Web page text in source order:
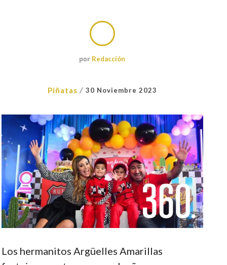
por Redacción
Piñatas / 30 Noviembre 2023
Los hermanitos Argüelles Amarillas